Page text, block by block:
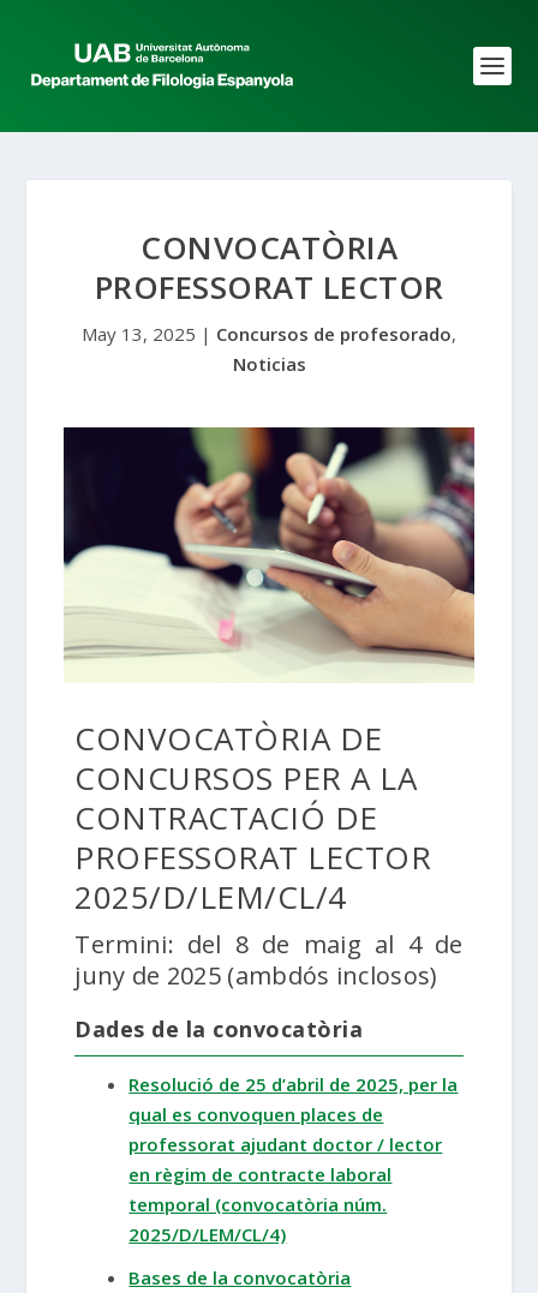
CONVOCATÒRIA
PROFESSORAT LECTOR
May 13, 2025 | Concursos de profesorado,
Noticias
CONVOCATÒRIA DE
CONCURSOS PER A LA
CONTRACTACIÓ DE
PROFESSORAT LECTOR
2025/D/LEM/CL/4
Termini: del 8 de maig al 4 de
juny de 2025 (ambdós inclosos)
Dades de la convocatòria
Resolució de 25 d’abril de 2025, per la
qual es convoquen places de
professorat ajudant doctor / lector
en règim de contracte laboral
temporal (convocatòria núm.
2025/D/LEM/CL/4)
Bases de la convocatòria